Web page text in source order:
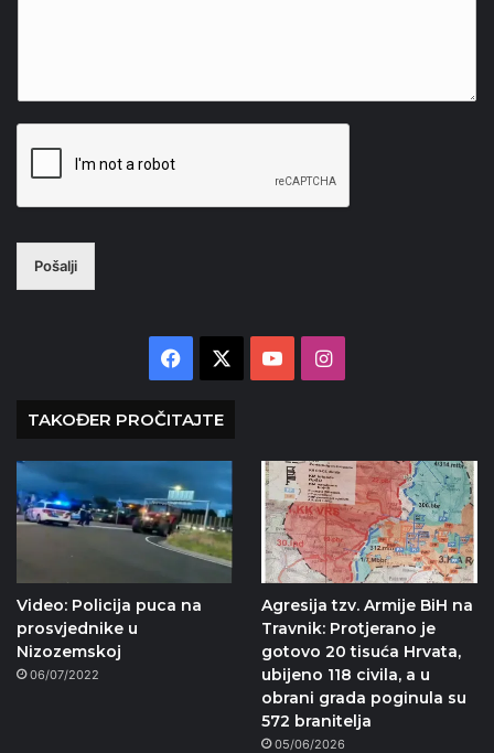
Pošalji
Facebook YouTubeInstagram
TAKOĐER PROČITAJTE
Video: Policija puca na
prosvjednike u
Nizozemskoj
06/07/2022
Agresija tzv. Armije BiH na
Travnik: Protjerano je
gotovo 20 tisuća Hrvata,
ubijeno 118 civila, a u
obrani grada poginula su
572 branitelja
05/06/2026